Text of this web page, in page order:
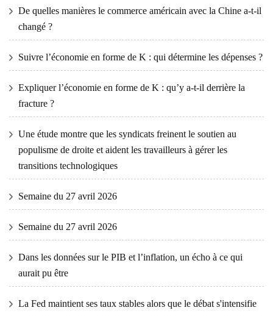
De quelles manières le commerce américain avec la Chine a-t-il
changé ?
Suivre l’économie en forme de K : qui détermine les dépenses ?
Expliquer l’économie en forme de K : qu’y a-t-il derrière la
fracture ?
Une étude montre que les syndicats freinent le soutien au
populisme de droite et aident les travailleurs à gérer les
transitions technologiques
Semaine du 27 avril 2026
Semaine du 27 avril 2026
Dans les données sur le PIB et l’inflation, un écho à ce qui
aurait pu être
La Fed maintient ses taux stables alors que le débat s'intensifie